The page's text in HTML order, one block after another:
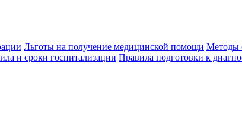
Льготы на получение медицинской помощи Методы
и сроки госпитализации Правила подготовки к